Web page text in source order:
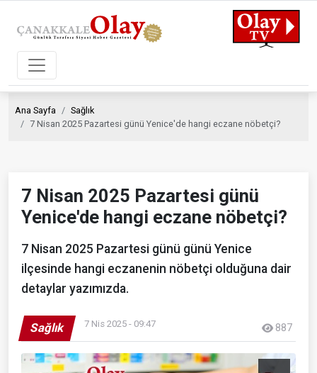
Ana Sayfa
Sağlık
7 Nisan 2025 Pazartesi günü Yenice'de hangi eczane nöbetçi?
7 Nisan 2025 Pazartesi günü
Yenice'de hangi eczane nöbetçi?
7 Nisan 2025 Pazartesi günü günü Yenice
ilçesinde hangi eczanenin nöbetçi olduğuna dair
detaylar yazımızda.
Sağlık 7 Nis 2025 - 09:47 887